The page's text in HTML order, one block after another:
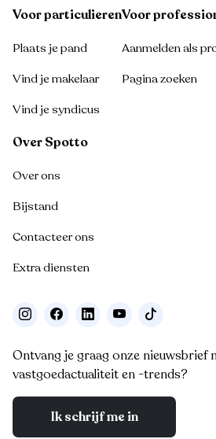
Voor particulieren
Plaats je pand
Vind je makelaar
Vind je syndicus
Voor
Aanmelden als
Pagina zoeken
Over Spotto
Over ons
Bijstand
Contacteer ons
Extra diensten
Ontvang je graag onze nieuwsbrief
vastgoedactualiteit en -trends?
Ik schrijf me in